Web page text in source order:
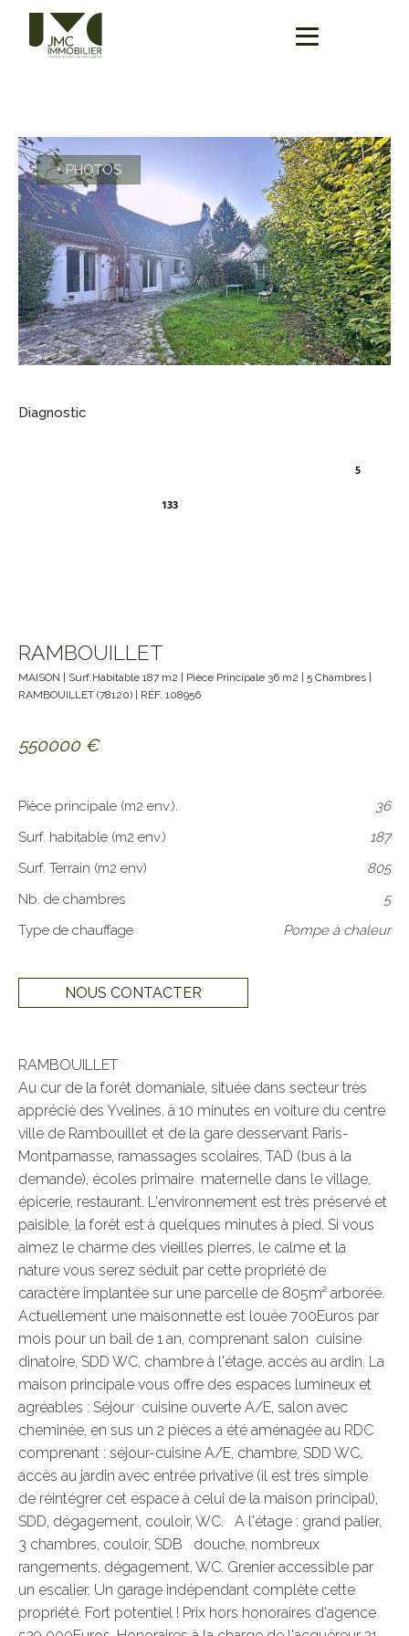
+ PHOTOS
Diagnostic
133
5
RAMBOUILLET
MAISON | Surf.Habitable 187 m2 | Pièce Principale 36 m2 | 5 Chambres |
RAMBOUILLET (78120) | RÉF. 108956
550000€
Pièce principale (m2 env.).
36
Surf. habitable (m2 env.)
187
Surf. Terrain (m2 env)
805
Nb. de chambres
5
Type de chauffage
Pompe à chaleur
NOUS CONTACTER
RAMBOUILLET
Au cur de la forêt domaniale, située dans secteur très
apprécié des Yvelines, à 10 minutes en voiture du centre
ville de Rambouillet et de la gare desservant Paris-
Montparnasse, ramassages scolaires, TAD (bus à la
demande), écoles primaire  maternelle dans le village,
épicerie, restaurant. L'environnement est très préservé et
paisible, la forêt est à quelques minutes à pied. Si vous
aimez le charme des vieilles pierres, le calme et la
nature vous serez séduit par cette propriété de
caractère implantée sur une parcelle de 805m² arborée.
Actuellement une maisonnette est louée 700Euros par
mois pour un bail de 1 an, comprenant salon  cuisine
dinatoire, SDD WC, chambre à l'étage, accès au ardin. La
maison principale vous offre des espaces lumineux et
agréables : Séjour  cuisine ouverte A/E, salon avec
cheminée, en sus un 2 pièces a été aménagée au RDC
comprenant : séjour-cuisine A/E, chambre, SDD WC,
accès au jardin avec entrée privative (il est très simple
de réintégrer cet espace à celui de la maison principal),
SDD, dégagement, couloir, WC.   A l'étage : grand palier,
3 chambres, couloir, SDB   douche, nombreux
rangements, dégagement, WC. Grenier accessible par
un escalier. Un garage indépendant complète cette
propriété. Fort potentiel ! Prix hors honoraires d'agence